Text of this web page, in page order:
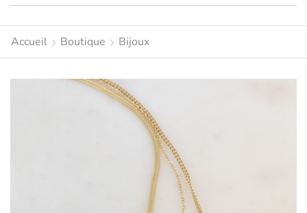
Accueil Boutique Bijoux